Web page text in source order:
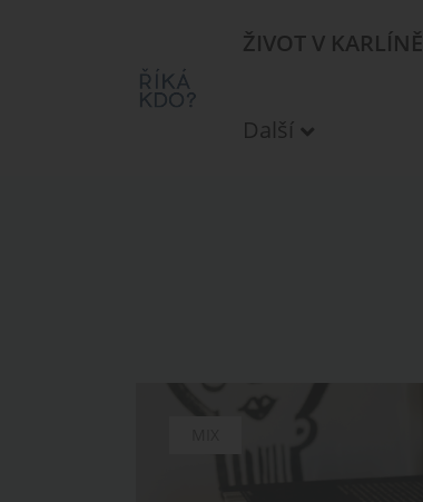
ŽIVOT V KARLÍNĚ
Další